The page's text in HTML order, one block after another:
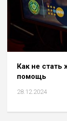
Как не
помощь
28.12.2024